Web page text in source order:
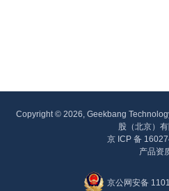
Copyright © 2026, Geekbang
股（北京）有
京 ICP 备
产品资
京公网安备